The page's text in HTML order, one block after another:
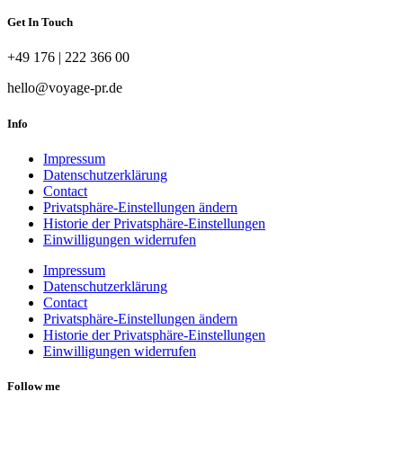
Get In Touch
+49 176 | 222 366 00
hello@voyage-pr.de
Info
Impressum
Datenschutzerklärung
Contact
Privatsphäre-Einstellungen ändern
Historie der Privatsphäre-Einstellungen
Einwilligungen widerrufen
Impressum
Datenschutzerklärung
Contact
Privatsphäre-Einstellungen ändern
Historie der Privatsphäre-Einstellungen
Einwilligungen widerrufen
Follow me